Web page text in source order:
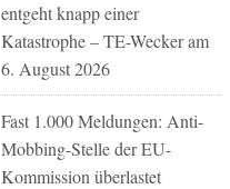
entgeht knapp einer
Katastrophe – TE-Wecker am
6. August 2026
Fast 1.000 Meldungen: Anti-
Mobbing-Stelle der EU-
Kommission überlastet